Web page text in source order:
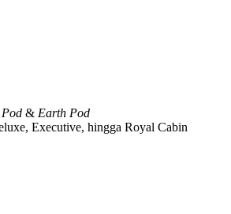
Pod & Earth Pod
Executive, hingga Royal Cabin